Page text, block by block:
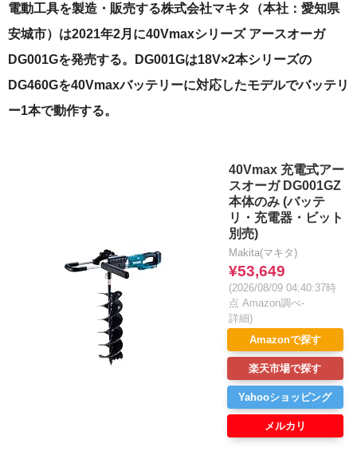
電動工具を製造・販売する株式会社マキタ（本社：愛知県
安城市）は2021年2月に40Vmaxシリーズ アースオーガ
DG001Gを発売する。DG001Gは18V×2本シリーズの
DG460Gを40Vmaxバッテリーに対応したモデルでバッテリ
ー1本で動作する。
40Vmax 充電式アー
スオーガ DG001GZ
本体のみ (バッテ
リ・充電器・ビット
別売)
Makita(マキタ)
¥53,649
(2026/08/09 04:40:37時
点 Amazon調べ-
詳細)
Amazonで探す
楽天市場で探す
Yahooショッピング
メルカリ